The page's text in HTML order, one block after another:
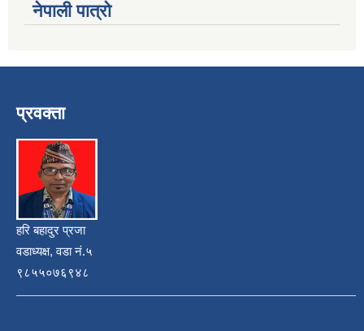
नेपाली पात्रो
प्रवक्ता
हरि बहादुर प्रजा
वडाध्यक्ष, वडा नं.५
९८५५०७६९४८